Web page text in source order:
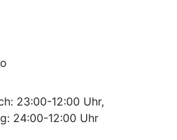
23:00-12:00 Uhr,
24:00-12:00 Uhr